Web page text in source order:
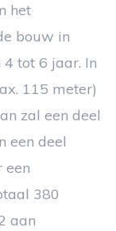
het
bouw in
4 tot 6 jaar. In
115 meter)
zal een deel
een deel
een
380
aan